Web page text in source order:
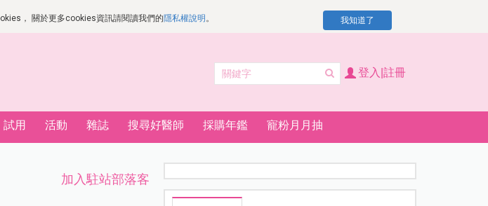
， 關於更多cookies資訊請閱讀我們的隱私權說明 。 我知道了
登入|註冊
試用 活動 雜誌 搜尋好醫師 採購年鑑 寵粉月月抽
加入駐站部落客